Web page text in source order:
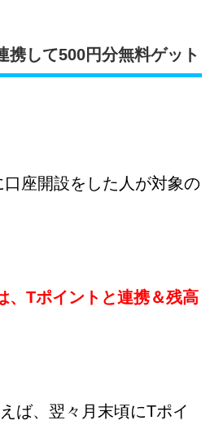
携して500円分無料ゲット
座開設をした人が対象の
Tポイントと連携＆残高
ば、翌々月末頃にTポイ